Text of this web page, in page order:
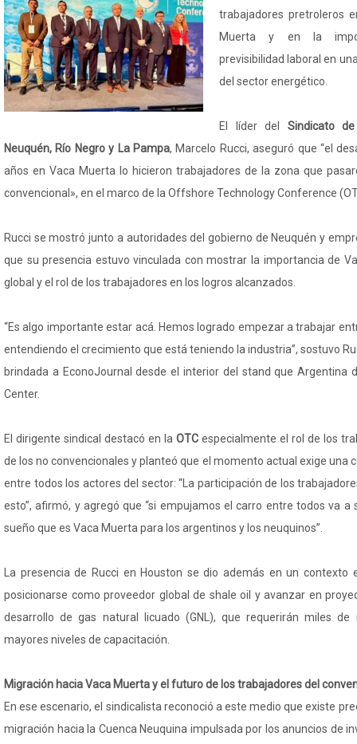
trabajadores pretroleros
Muerta y en la
previsibilidad laboral en
del sector energético.
El líder del Sindicato
Neuquén, Río Negro y La Pampa, Marcelo Rucci, aseguró que “el
años en Vaca Muerta lo hicieron trabajadores de la zona que
convencional», en el marco de la Offshore Technology Conference
Rucci se mostró junto a autoridades del gobierno de Neuquén y
que su presencia estuvo vinculada con mostrar la importancia de
global y el rol de los trabajadores en los logros alcanzados.
“Es algo importante estar acá. Hemos logrado empezar a trabajar
entendiendo el crecimiento que está teniendo la industria”, sostuvo
brindada a EconoJournal desde el interior del stand que Argentina
Center.
El dirigente sindical destacó en la OTC especialmente el rol de los
de los no convencionales y planteó que el momento actual exige una
entre todos los actores del sector: “La participación de los
esto”, afirmó, y agregó que “si empujamos el carro entre todos va
sueño que es Vaca Muerta para los argentinos y los neuquinos”.
La presencia de Rucci en Houston se dio además en un contexto
posicionarse como proveedor global de shale oil y avanzar en
desarrollo de gas natural licuado (GNL), que requerirán miles de
mayores niveles de capacitación.
Migración hacia Vaca Muerta y el futuro de los trabajadores del
En ese escenario, el sindicalista reconoció a este medio que existe
migración hacia la Cuenca Neuquina impulsada por los anuncios de